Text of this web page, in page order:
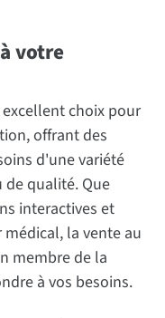
votre
excellent choix pour
offrant des
d'une variété
qualité. Que
interactives et
la vente au
membre de la
à vos besoins.